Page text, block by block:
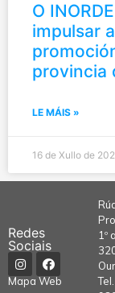
O
impulsar
provincia
LE MÁIS »
16 de Xullo de
Redes
Sociais
Mapa Web
1º